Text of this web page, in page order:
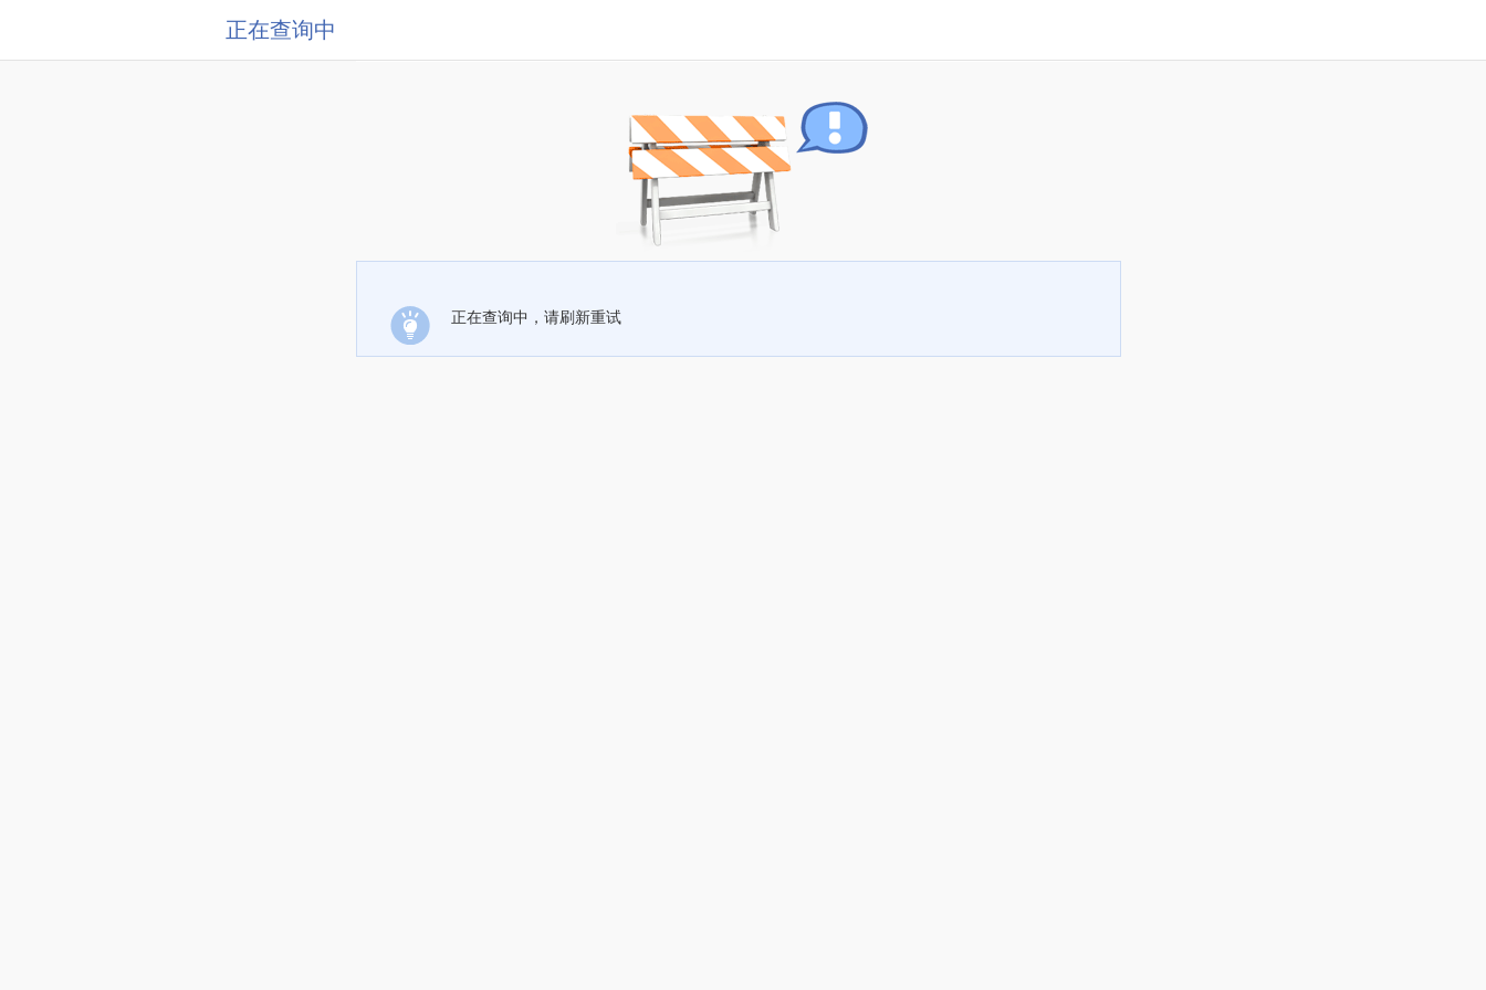
正在查询中
正在查询中，请刷新重试